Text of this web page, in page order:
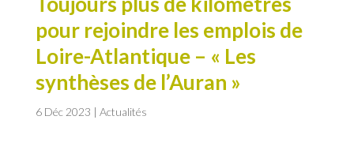
pour rejoindre les emplois de
Loire-Atlantique – « Les
synthèses de l’Auran »
6 Déc 2023 | Actualités